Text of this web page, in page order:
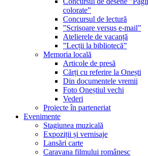
colorate”
Concursul de lectură
”Scrisoare versus e-mail”
Atelierele de vacanță
”Lecții la bibliotecă”
Memoria locală
Articole de presă
Cărți cu referire la Onești
Din documentele vremii
Foto Oneștiul vechi
Vederi
Proiecte în parteneriat
Evenimente
Stagiunea muzicală
Expoziții și vernisaje
Lansări carte
Caravana filmului românesc